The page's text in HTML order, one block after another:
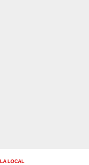
LOCAL